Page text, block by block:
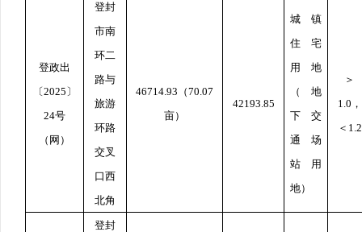
登政出
〔2025 〕
24号
（网）
登封
市南
环二
路与
旅游
环路
交叉
口西
北角
46714.93 （70.07
亩）
42193.85
城镇
住宅
用地
（地
下交
通场
站用
地）
＞
1.0 ，
＜ 1.2
登封